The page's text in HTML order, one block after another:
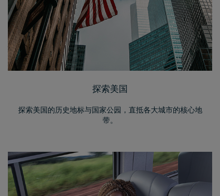
探索美国
探索美国的历史地标与国家公园，直抵各大城市的核心地
带。